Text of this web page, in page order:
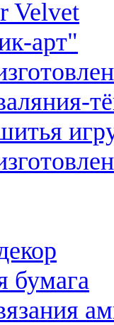
Velvet
арт"
бумага